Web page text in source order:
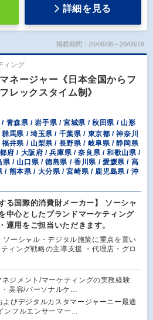
詳細を見る
掲載期間：26/08/06～26/08/19
ィング
ネージャー《日本全国からフ
レックスタイム制》
/ 青森県 / 岩手県 / 宮城県 / 秋田県 / 山形
馬県 / 埼玉県 / 千葉県 / 東京都 / 神奈川
井県 / 山梨県 / 長野県 / 岐阜県 / 静岡県
府 / 大阪府 / 兵庫県 / 奈良県 / 和歌山県 /
/ 山口県 / 徳島県 / 香川県 / 愛媛県 / 高
/ 熊本県 / 大分県 / 宮崎県 / 鹿児島県 / 沖
る国際的消費財メーカー】 ソーシャ
中心としたブランドマーケティング
運用をご担当いただきます。
ソーシャル・デジタル施策に重点を置い
ィング戦略の主導支援 ・代理店・グロ
ネジメント/マーケティングの実務経験
・美容/パーソナルケ…
よびデジタルカスタマージャーニー最適
ンフルエンサーマー…